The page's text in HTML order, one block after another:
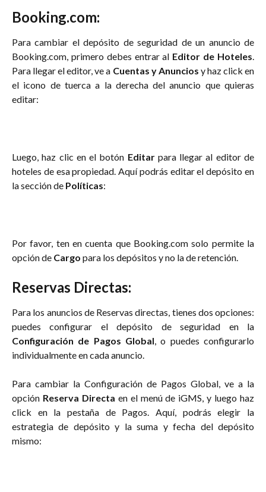
Booking.com:
Para cambiar el depósito de seguridad de un anuncio de
Booking.com, primero debes entrar al Editor de Hoteles.
Para llegar el editor, ve a Cuentas y Anuncios y haz click en
el icono de tuerca a la derecha del anuncio que quieras
editar:
Luego, haz clic en el botón Editar para llegar al editor de
hoteles de esa propiedad. Aquí podrás editar el depósito en
la sección de Políticas:
Por favor, ten en cuenta que Booking.com solo permite la
opción de Cargo para los depósitos y no la de retención.
Reservas Directas:
Para los anuncios de Reservas directas, tienes dos opciones:
puedes configurar el depósito de seguridad en la
Configuración de Pagos Global , o puedes configurarlo
individualmente en cada anuncio.
Para cambiar la Configuración de Pagos Global, ve a la
opción Reserva Directa en el menú de iGMS, y luego haz
click en la pestaña de Pagos. Aquí, podrás elegir la
estrategia de depósito y la suma y fecha del depósito
mismo: